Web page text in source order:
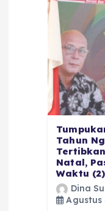
Tahun
Natal,
Waktu (2)
Dina
Agustus